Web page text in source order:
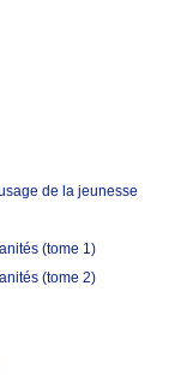
de la jeunesse
(tome 1)
(tome 2)